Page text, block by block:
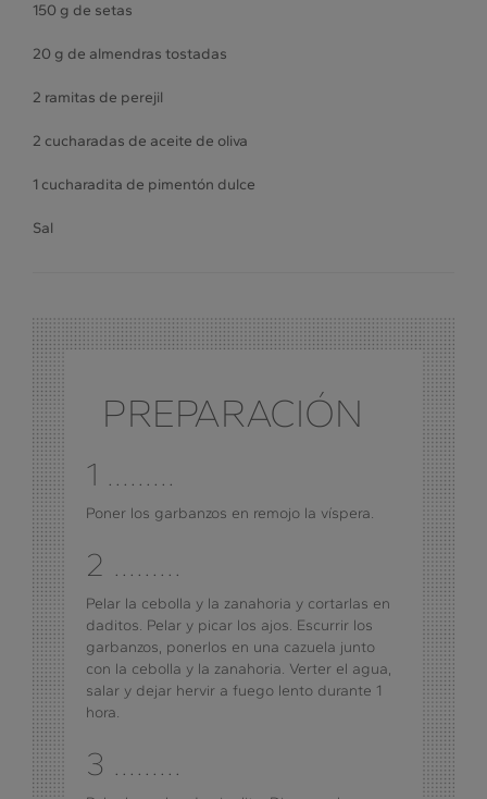
150 g de setas
20 g de almendras tostadas
2 ramitas de perejil
2 cucharadas de aceite de oliva
1 cucharadita de pimentón dulce
Sal
PREPARACIÓN
1 .........
Poner los garbanzos en remojo la víspera.
2 .........
Pelar la cebolla y la zanahoria y cortarlas en
daditos. Pelar y picar los ajos. Escurrir los
garbanzos, ponerlos en una cazuela junto
con la cebolla y la zanahoria. Verter el agua,
salar y dejar hervir a fuego lento durante 1
hora.
3 .........